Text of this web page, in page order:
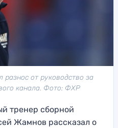
от руководство за
канала. Фото: ФХР
тренер сборной
Жамнов рассказал о